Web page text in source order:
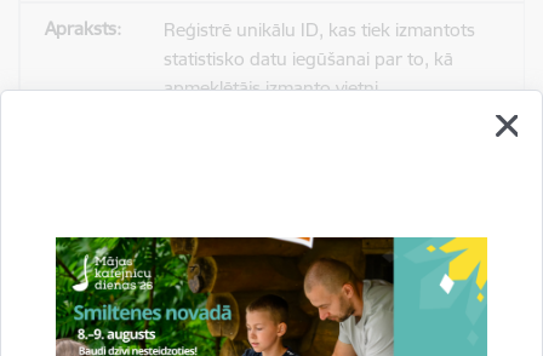
Reģistrē unikālu ID, kas tiek izmantots
statistisko datu iegūšanai par to, kā
apmeklētājs izmanto vietni.
Statistikas sīkdatnes (nepieciešamas, lai
uzlabotu vietnes darbību un
pakalpojumus)